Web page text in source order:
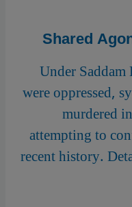
Shared
Under
were oppressed,
murdered
attempting to
recent history.